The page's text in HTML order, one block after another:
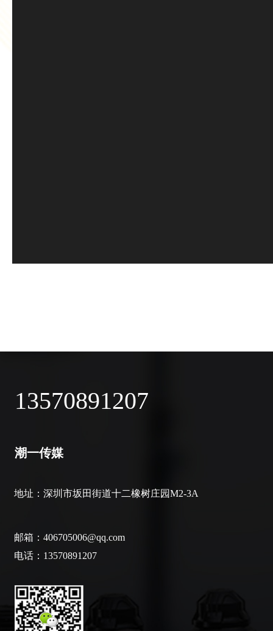
潮一传媒
地址： 深圳市坂田街道十二橡树庄园M2-3A
邮箱：406705006@qq.com
电话：13570891207
13570891207